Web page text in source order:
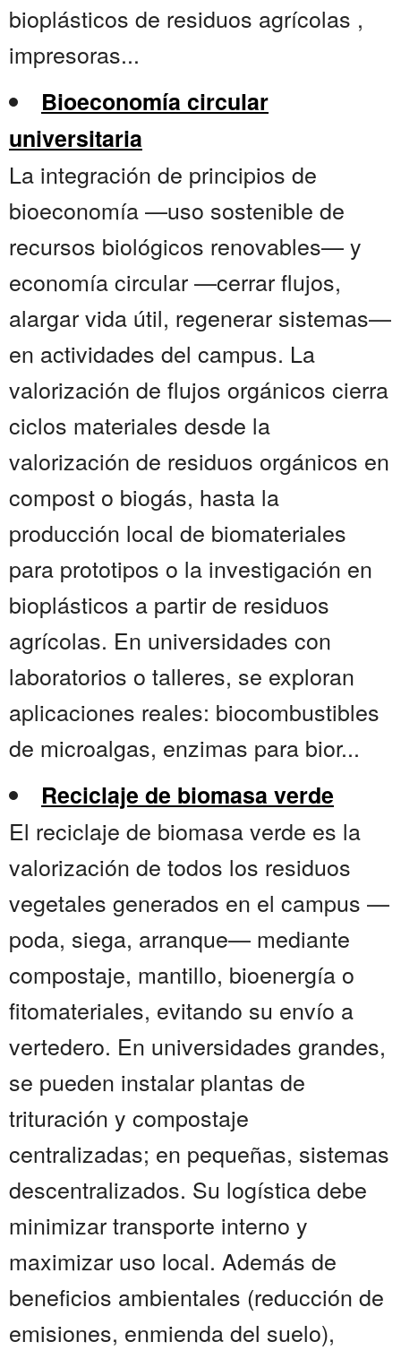
bioplásticos de residuos agrícolas ,
impresoras...
Bioeconomía circular
universitaria
La integración de principios de
bioeconomía —uso sostenible de
recursos biológicos renovables— y
economía circular —cerrar flujos,
alargar vida útil, regenerar sistemas—
en actividades del campus. La
valorización de flujos orgánicos cierra
ciclos materiales desde la
valorización de residuos orgánicos en
compost o biogás, hasta la
producción local de biomateriales
para prototipos o la investigación en
bioplásticos a partir de residuos
agrícolas. En universidades con
laboratorios o talleres, se exploran
aplicaciones reales: biocombustibles
de microalgas, enzimas para bior...
Reciclaje de biomasa verde
El reciclaje de biomasa verde es la
valorización de todos los residuos
vegetales generados en el campus —
poda, siega, arranque— mediante
compostaje, mantillo, bioenergía o
fitomateriales, evitando su envío a
vertedero. En universidades grandes,
se pueden instalar plantas de
trituración y compostaje
centralizadas; en pequeñas, sistemas
descentralizados. Su logística debe
minimizar transporte interno y
maximizar uso local. Además de
beneficios ambientales (reducción de
emisiones, enmienda del suelo),